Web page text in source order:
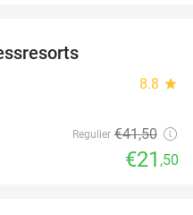
8.8 star
Regulier €41,50
€21 ,50